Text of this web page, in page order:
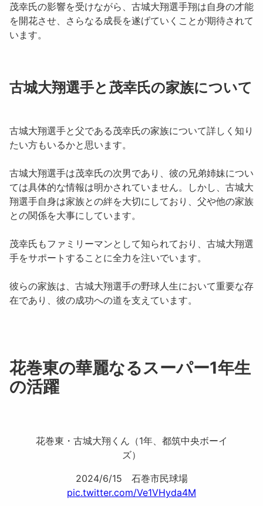
茂幸氏の影響を受けながら、古城大翔選手翔は自身の才能
を開花させ、さらなる成長を遂げていくことが期待されて
います。
古城大翔選手と茂幸氏の家族について
古城大翔選手と父である茂幸氏の家族について詳しく知り
たい方もいるかと思います。
古城大翔選手は茂幸氏の次男であり、彼の兄弟姉妹につい
ては具体的な情報は明かされていません。しかし、古城大
翔選手自身は家族との絆を大切にしており、父や他の家族
との関係を大事にしています。
茂幸氏もファミリーマンとして知られており、古城大翔選
手をサポートすることに全力を注いでいます。
彼らの家族は、古城大翔選手の野球人生において重要な存
在であり、彼の成功への道を支えています。
花巻東の華麗なるスーパー1年生
の活躍
花巻東・古城大翔くん（1年、都筑中央ボーイ
ズ）
2024/6/15 石巻市民球場
pic.twitter.com/Ve1VHyda4M